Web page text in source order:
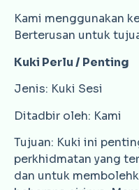
Kami menggunakan
Berterusan untuk
Kuki Perlu / Penting
Jenis: Kuki Sesi
Ditadbir oleh: Kami
Tujuan: Kuki ini
perkhidmatan yang
dan untuk